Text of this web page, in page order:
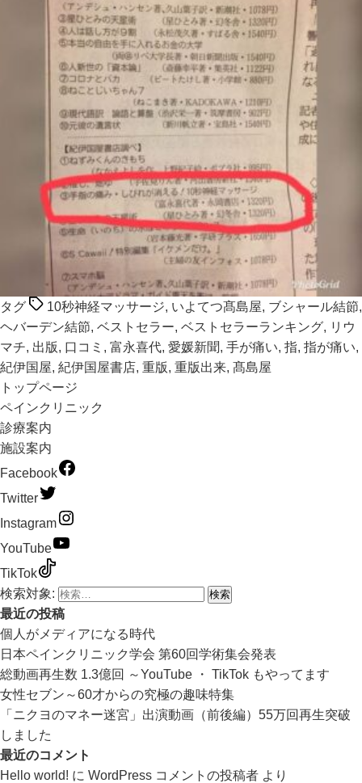
タグ 10秒神経マッサージ, いよてつ髙島屋, ブシャール結節,
ヘバーデン結節, ベストセラー, ベストセラーランキング, リウ
マチ, 出版, 口コミ , 富永喜代, 愛媛新聞, 手が痛い, 指, 指が痛い,
紀伊国屋, 紀伊国屋書店, 重版, 重版出来, 髙島屋
トップページ
ペインクリニック
診療案内
施設案内
Facebook
Twitter
Instagram
YouTube
TikTok
検索対象:
最近の投稿
個人がメディアになる時代
日本ペインクリニック学会 第60回学術集会発表
総動画再生数 1.3億回 ～YouTube ・ TikTok もやってます
女性セブン～60才からの究極の趣味特集
「ニクヨのマネー迷宮」出演動画（前後編）55万回再生突破
しました
最近のコメント
Hello world! に WordPress コメントの投稿者 より